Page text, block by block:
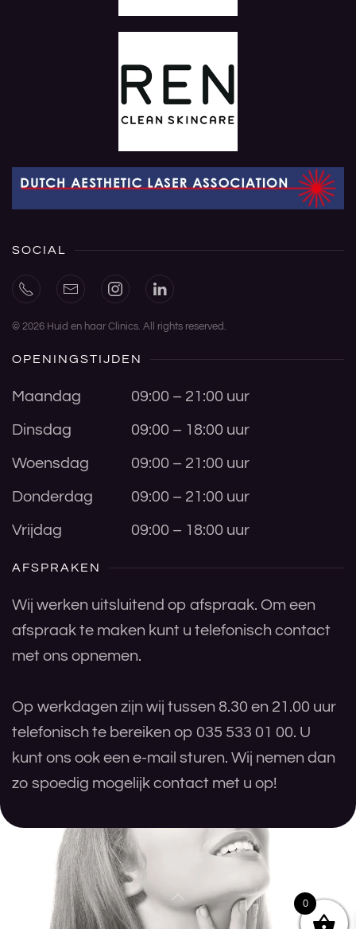
SOCIAL
© 2026 Huid en haar Clinics. All rights reserved.
OPENINGSTIJDEN
Maandag 09:00 – 21:00 uur
Dinsdag 09:00 – 18:00 uur
Woensdag 09:00 – 21:00 uur
Donderdag 09:00 – 21:00 uur
Vrijdag 09:00 – 18:00 uur
AFSPRAKEN
Wij werken uitsluitend op afspraak. Om een
afspraak te maken kunt u telefonisch contact
met ons opnemen.
Op werkdagen zijn wij tussen 8.30 en 21.00 uur
telefonisch te bereiken op 035 533 01 00. U
kunt ons ook een e-mail sturen. Wij nemen dan
zo spoedig mogelijk contact met u op!
0